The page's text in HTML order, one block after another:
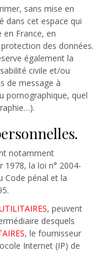
sans mise en
dans cet espace qui
en France, en
des données.
également la
civile et/ou
de message à
pornographique, quel
notamment
1978, la loi n° 2004-
Code pénal et la
, peuvent
desquels
, le fournisseur
Internet (IP) de